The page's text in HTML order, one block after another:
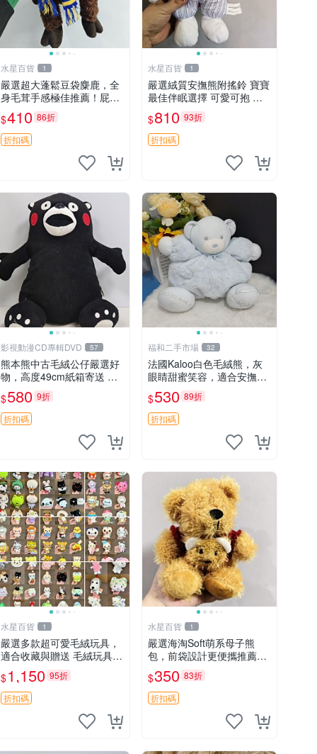
水星百貨 1
嚴選超大蓬鬆豆袋麋鹿，全
身毛茸手感極佳推薦！屁股
與四肢填充均勻，適合收藏
與孩童共賞。 麋鹿 豆袋 毛
茸玩具
$410 86折
折扣碼
水星百貨 1
嚴選絨質安撫熊附搖鈴 寶寶
最佳伴眠選擇 可愛可抱 絨
毛玩具 安撫熊 嬰兒用
$810 93折
折扣碼
影視動漫CD專輯DVD 57
熊本熊中古毛絨公仔嚴選好
物，高度49cm紙箱寄送 熊
本熊 中古 毛絨公仔
$580 9折
折扣碼
福和二手市場 32
法國Kaloo白色毛絨熊，灰
眼睛甜蜜笑容，適合安撫逗
趣可愛，柔軟面料手感佳。
14 白色安撫熊 毛絨玩具 寶
寶逗樂具
$530 89折
折扣碼
水星百貨 1
嚴選多款超可愛毛絨玩具，
適合收藏與贈送 毛絨玩具、
抱枕、公仔
$1,150 95折
折扣碼
水星百貨 1
嚴選海淘Soft萌系母子熊
包，前袋設計更便攜推薦收
藏 母子熊 軟綿綿 包包
$350 83折
折扣碼